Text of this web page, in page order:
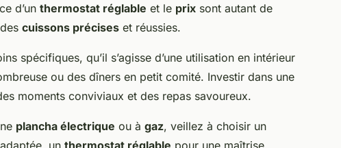
d’un thermostat réglable et le prix sont autant de
cuissons précises et réussies.
spécifiques, qu’il s’agisse d’une utilisation en intérieur
ou des dîners en petit comité. Investir dans une
moments conviviaux et des repas savoureux.
plancha électrique ou à gaz, veillez à choisir un
adaptée, un thermostat réglable pour une maîtrise